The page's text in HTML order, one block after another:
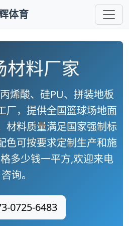
体育
材料厂家
烯酸、硅PU、拼装地板
厂，提供全国篮球场地面
材料质量满足国家强制标
色可按要求定制生产和施
多少钱一平方,欢迎来电
咨询。
0725-6483